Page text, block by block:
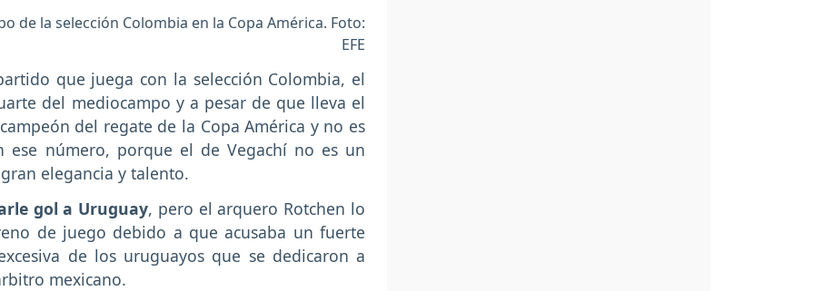
de la selección Colombia en la Copa América. Foto:
EFE
que juega con la selección Colombia, el
del mediocampo y a pesar de que lleva el
del regate de la Copa América y no es
número, porque el de Vegachí no es un
elegancia y talento.
gol a Uruguay, pero el arquero Rotchen lo
de juego debido a que acusaba un fuerte
de los uruguayos que se dedicaron a
mexicano.